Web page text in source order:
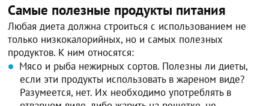
Самые полезные продукты питания
Любая диета должна строиться с использованием не
только низкокалорийных, но и самых полезных
продуктов. К ним относятся:
Мясо и рыба нежирных сортов. Полезны ли диеты,
если эти продукты использовать в жареном виде?
Разумеется, нет. Их необходимо употреблять в